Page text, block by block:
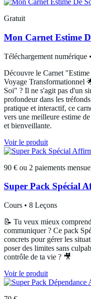
Gratuit
Mon Carnet Estime
Téléchargement numérique
Découvre le Carnet
Voyage Transformationnel
Soi" ? Il ne s'agit pas d'un
profondeur dans les
pratique et interactif, ce
vers une meilleure estime
et bienveillante.
Voir le produit
90 € ou 2 paiements
Super Pack Spécial
Cours • 8 Leçons
📝 Tu veux mieux
communiquer ? Ce pack
concrets pour gérer les
poser des limites sans
contrôle de ta vie ? 🎥
Voir le produit